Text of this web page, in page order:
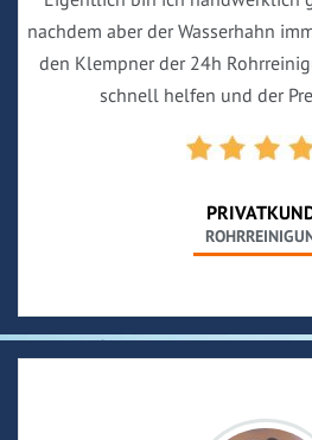
nachdem aber der Wasserhahn
den Klempner der 24h
schnell helfen und der